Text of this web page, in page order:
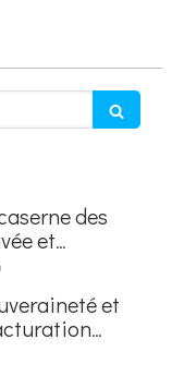
des
et
et